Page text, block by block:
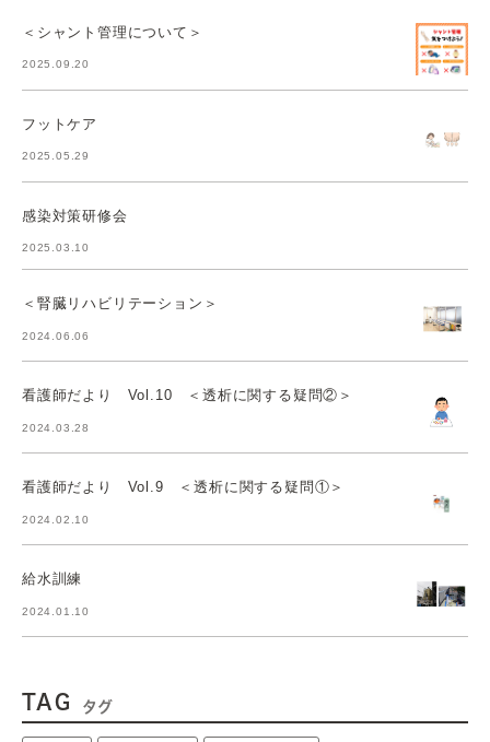
＜シャント管理について＞
2025.09.20
フットケア
2025.05.29
感染対策研修会
2025.03.10
＜腎臓リハビリテーション＞
2024.06.06
看護師だより Vol.10 ＜透析に関する疑問②＞
2024.03.28
看護師だより Vol.9 ＜透析に関する疑問①＞
2024.02.10
給水訓練
2024.01.10
TAG タグ